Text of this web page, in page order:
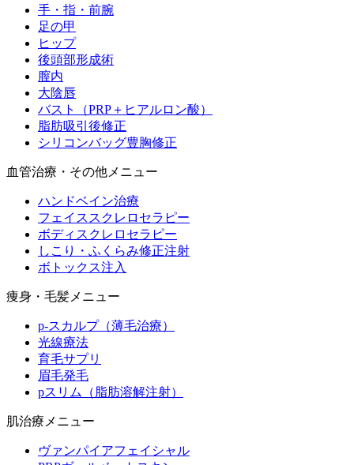
手・指・前腕
足の甲
ヒップ
後頭部形成術
膣内
大陰唇
バスト（PRP＋ヒアルロン酸）
脂肪吸引後修正
シリコンバッグ豊胸修正
血管治療・その他メニュー
ハンドベイン治療
フェイススクレロセラピー
ボディスクレロセラピー
しこり・ふくらみ修正注射
ボトックス注入
痩身・毛髪メニュー
p-スカルプ（薄毛治療）
光線療法
育毛サプリ
眉毛発毛
pスリム（脂肪溶解注射）
肌治療メニュー
ヴァンパイアフェイシャル